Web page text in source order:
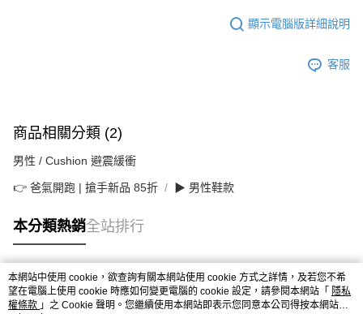
顯示電腦版詳細說明
客服
商品相關分類 (2)
男性 / Cushion 避震緩衝
👉 爸氣開跑 | 搶手新品 85折 ▶ 男性鞋款
本分類熱銷全站排行
熱門標籤
本網站中使用 cookie，欲查詢有關本網站使用 cookie 方式之詳情，及若您不希
望在電腦上使用 cookie 時應如何變更電腦的 cookie 設定，請參閱本網站「 隱私
權條款 」之 Cookie 聲明。您繼續使用本網站即表示您同意本公司得按本網站使